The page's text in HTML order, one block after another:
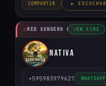
COMPARTIR ► ESCUCHAR
RED SENDERO CRISTIANO
EN AIRE
Nativa
+595983979627 WHATSAPP